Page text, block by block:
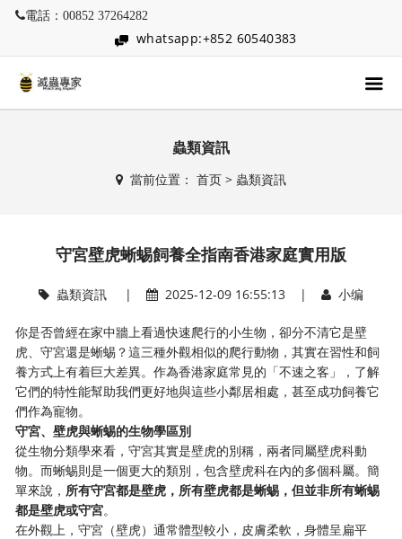
電話：00852 37264282
whatsapp:+852 60540383
蟲類資訊
當前位置： 首页> 蟲類資訊
守宮壁虎蜥蜴飼養全指南香港家庭實用版
蟲類資訊| 2025-12-09 16:55:13 | 小编
你是否曾經在家中牆上看過快速爬行的小生物，卻分不清它是壁
虎、守宮還是蜥蜴？這三種外觀相似的爬行動物，其實在習性和飼
養方式上有着巨大差異。作為香港家庭常見的「不速之客」，了解
它們的特性能幫助我們更好地與這些小鄰居相處，甚至成功飼養它
們作為寵物。
守宮、壁虎與蜥蜴的生物學區別
從生物分類學來看，守宮其實是壁虎的別稱，兩者同屬壁虎科動
物。而蜥蜴則是一個更大的類別，包含壁虎科在內的多個科屬。簡
單來說， 所有守宮都是壁虎，所有壁虎都是蜥蜴，但並非所有蜥蜴
都是壁虎或守宮。
在外觀上，守宮（壁虎）通常體型較小，皮膚柔軟，身體呈扁平